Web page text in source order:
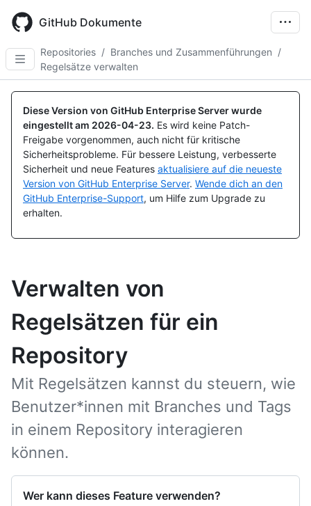
main
content
GitHub Dokumente
Repositories / Branches und Zusammenführungen /
Regelsätze verwalten
Diese Version von GitHub Enterprise Server wurde
eingestellt am 2026-04-23. Es wird keine Patch-
Freigabe vorgenommen, auch nicht für kritische
Sicherheitsprobleme. Für bessere Leistung, verbesserte
Sicherheit und neue Features aktualisiere auf die neueste
Version von GitHub Enterprise Server. Wende dich an den
GitHub Enterprise-Support, um Hilfe zum Upgrade zu
erhalten.
Verwalten von
Regelsätzen für ein
Repository
Mit Regelsätzen kannst du steuern, wie
Benutzer*innen mit Branches und Tags
in einem Repository interagieren
können.
Wer kann dieses Feature verwenden?